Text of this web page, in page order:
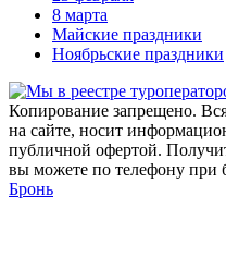
8 марта
Майские праздники
Ноябрьские праздники
Копирование запрещено.
на сайте, носит
публичной офертой.
вы можете по телефону при
Бронь